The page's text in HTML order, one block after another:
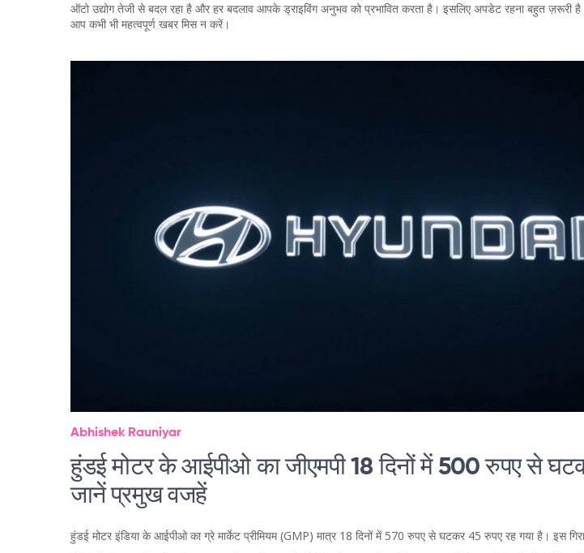
ऑटो उद्योग तेजी से बदल रहा है और हर बदलाव आपके ड्राइविंग अनुभव को प्रभावित करता है। इसलिए अपडेट रहना बहुत ज़रूरी
आप कभी भी महत्वपूर्ण खबर मिस न करें।
Abhishek Rauniyar
हुंडई मोटर के आईपीओ का जीएमपी 18 दिनों में 500 रुपए से
जानें प्रमुख वजहें
हुंडई मोटर इंडिया के आईपीओ का ग्रे मार्केट प्रीमियम (GMP) मात्र 18 दिनों में 570 रुपए से घटकर 45 रुपए रह गया है। इस